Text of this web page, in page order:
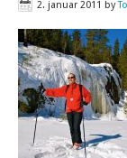
2. januar 2011 by